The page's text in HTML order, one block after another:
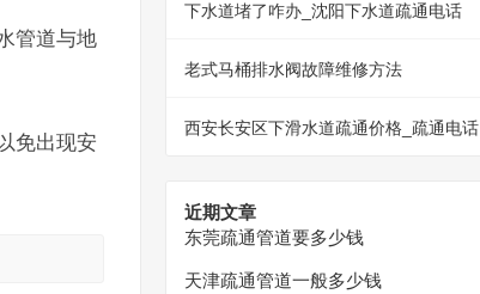
管道与地
免出现安
下水道堵了咋办_沈阳下水道疏通电话
老式马桶排水阀故障维修方法
西安长安区下滑水道疏通价格_疏通电话
近期文章
东莞疏通管道要多少钱
天津疏通管道一般多少钱